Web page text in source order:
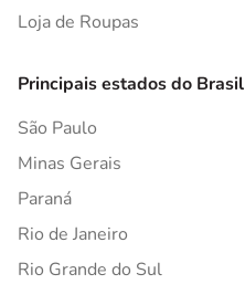
Loja de Roupas
Principais estados do Brasil
São Paulo
Minas Gerais
Paraná
Rio de Janeiro
Rio Grande do Sul